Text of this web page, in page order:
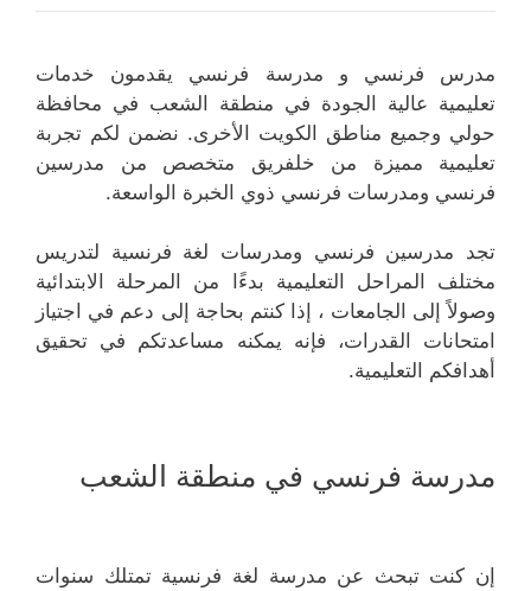
مدرس فرنسي و مدرسة فرنسي يقدمون خدمات
تعليمية عالية الجودة في منطقة الشعب في محافظة
حولي وجميع مناطق الكويت الأخرى. نضمن لكم تجربة
تعليمية مميزة من خلفريق متخصص من مدرسين
فرنسي ومدرسات فرنسي ذوي الخبرة الواسعة.
تجد مدرسين فرنسي ومدرسات لغة فرنسية لتدريس
مختلف المراحل التعليمية بدءًا من المرحلة الابتدائية
وصولاً إلى الجامعات ، إذا كنتم بحاجة إلى دعم في اجتياز
امتحانات القدرات، فإنه يمكنه مساعدتكم في تحقيق
أهدافكم التعليمية.
مدرسة فرنسي في منطقة الشعب
إن كنت تبحث عن مدرسة لغة فرنسية تمتلك سنوات